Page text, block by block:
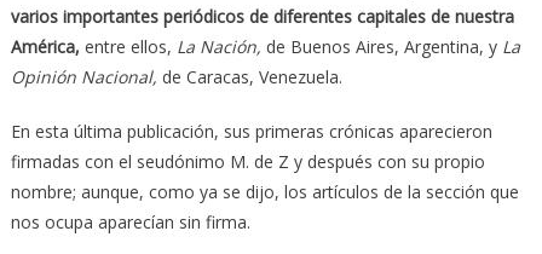
varios importantes periódicos de diferentes capitales de nuestra
América, entre ellos, La Nación, de Buenos Aires, Argentina, y La
Opinión Nacional, de Caracas, Venezuela.
En esta última publicación, sus primeras crónicas aparecieron
firmadas con el seudónimo M. de Z y después con su propio
nombre; aunque, como ya se dijo, los artículos de la sección que
nos ocupa aparecían sin firma.